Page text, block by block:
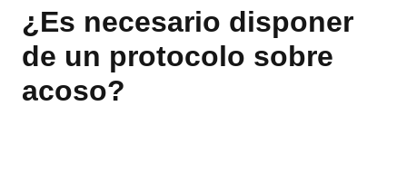
¿Es necesario disponer
de un protocolo sobre
acoso?